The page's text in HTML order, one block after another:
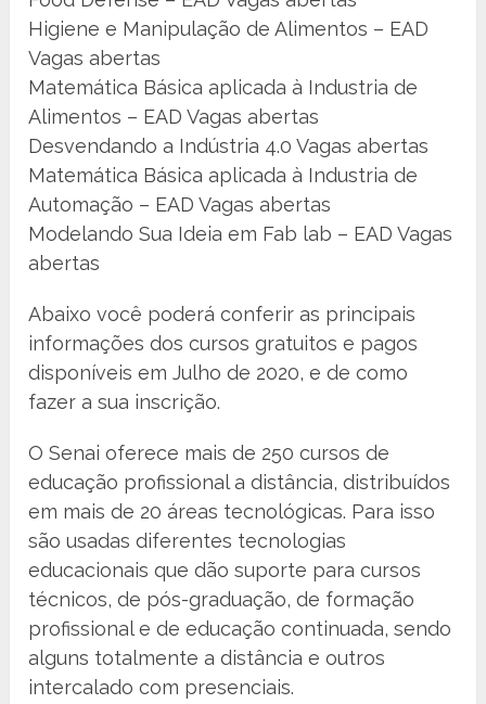
Higiene e Manipulação de Alimentos – EAD
Vagas abertas
Matemática Básica aplicada à Industria de
Alimentos – EAD Vagas abertas
Desvendando a Indústria 4.0 Vagas abertas
Matemática Básica aplicada à Industria de
Automação – EAD Vagas abertas
Modelando Sua Ideia em Fab lab – EAD Vagas
abertas
Abaixo você poderá conferir as principais
informações dos cursos gratuitos e pagos
disponíveis em Julho de 2020, e de como
fazer a sua inscrição.
O Senai oferece mais de 250 cursos de
educação profissional a distância, distribuídos
em mais de 20 áreas tecnológicas. Para isso
são usadas diferentes tecnologias
educacionais que dão suporte para cursos
técnicos, de pós-graduação, de formação
profissional e de educação continuada, sendo
alguns totalmente a distância e outros
intercalado com presenciais.